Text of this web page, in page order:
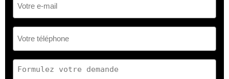
mail
(Nécessaire)
(Nécessaire)
demande